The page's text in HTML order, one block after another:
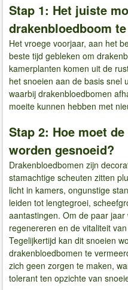
Stap 1: Het juiste
drakenbloedboom
Het vroege voorjaar, aan het
beste tijd gebleken om
kamerplanten komen uit de
het snoeien aan de basis snel
waarbij drakenbloedbomen
moeite kunnen hebben met
Stap 2: Hoe moet
worden gesnoeid?
Drakenbloedbomen zijn
stamachtige scheuten zitten
licht in kamers, ongunstige
leiden tot lengtegroei,
aantastingen. Om de paar
regenereren en de vitaliteit
Tegelijkertijd kan dit snoeien
drakenbloedbomen te
zich geen zorgen te maken,
tolerant ten opzichte van